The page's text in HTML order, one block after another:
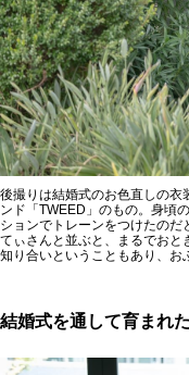
後撮りは結婚式のお色直しの衣
ンド「TWEED」のもの。身頃
ションでトレーンをつけたのだ
てぃさんと並ぶと、まるでおと
知り合いということもあり、お
結婚式を通して育まれ